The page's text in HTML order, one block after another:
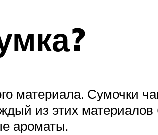
материала. Сумочки
из этих
ароматы.